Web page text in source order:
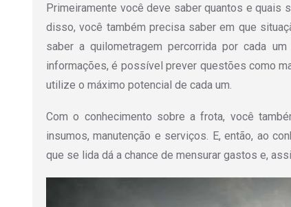
Primeiramente você deve saber quantos e quais
disso, você também precisa saber em que
saber a quilometragem percorrida por cada
informações, é possível prever questões como
utilize o máximo potencial de cada um.
Com o conhecimento sobre a frota, você
insumos, manutenção e serviços. E, então, ao
que se lida dá a chance de mensurar gastos e,